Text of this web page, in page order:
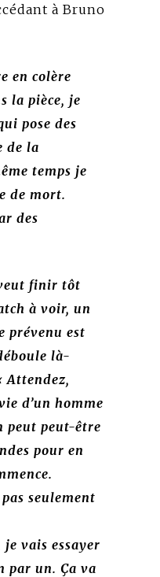
à Bruno
en colère
la pièce, je
pose des
de la
temps je
de mort.
des
finir tôt
à voir, un
prévenu est
là-
Attendez,
d’un homme
peut peut-être
pour en
seulement
je vais essayer
par un. Ça va